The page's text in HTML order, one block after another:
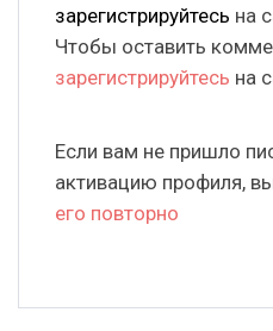
зарегистрируйтесь на
Чтобы оставить
зарегистрируйтесь на
Если вам не пришло
активацию профиля,
его повторно